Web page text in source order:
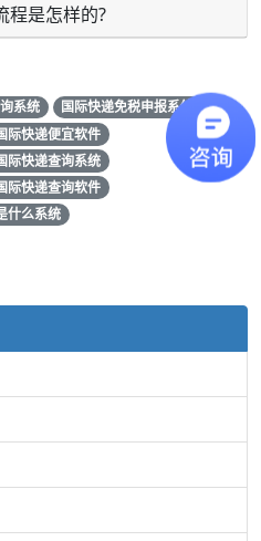
程是怎样的?
系统
国际快递免税申报系统
际快递便宜软件
际快递查询系统
际快递查询软件
什么系统